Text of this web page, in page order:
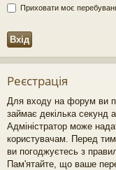
Приховати моє
Реєстрація
Для входу на форум ви
займає декілька секунд
Адміністратор може
користувачам. Перед
ви погоджуєтесь з
Пам'ятайте, що ваше